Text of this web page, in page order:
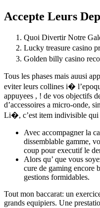
Accepte Leurs
Quoi Divertir Notre
Lucky treasure casino
Golden billy casino
Tous les phases mais auusi
eviter leurs collines i�
appuyees , ! de vos objectifs
d’accessoires a micro-onde,
Li�, c’est item indivisible qui
Avec accompagner la
dissemblable gamme,
coup pour executif le
Alors qu’ que vous
cure de gaming encore
gestions formidables.
Tout mon baccarat: un
grands equipiers. Une